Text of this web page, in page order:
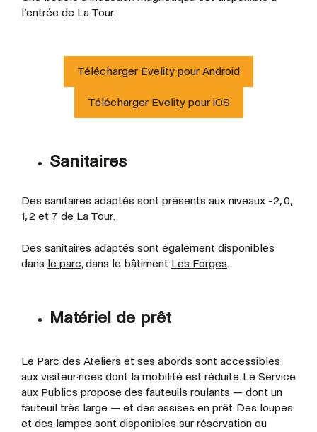
l’entrée de La Tour.
Télécharger Evelity pour Android
Télécharger Evelity pour iOS
Sanitaires
Des sanitaires adaptés sont présents aux niveaux -2, 0,
1, 2 et 7 de La Tour.
Des sanitaires adaptés sont également disponibles
dans le parc, dans le bâtiment Les Forges.
Matériel de prêt
Le Parc des Ateliers et ses abords sont accessibles
aux visiteur·rices dont la mobilité est réduite. Le Service
aux Publics propose des fauteuils roulants — dont un
fauteuil très large — et des assises en prêt. Des loupes
et des lampes sont disponibles sur réservation ou